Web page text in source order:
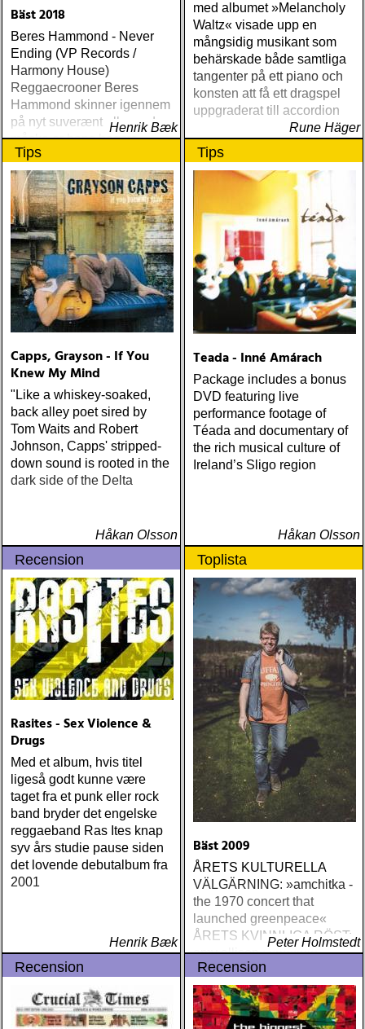
Bäst 2018
Beres Hammond - Never
Ending (VP Records /
Harmony House)
Reggaecrooner Beres
Hammond skinner igennem
på nyt suverænt album, der
måske er hans bedste
gennem tiderne
Henrik Bæk
med albumet »Melancholy
Waltz« visade upp en
mångsidig musikant som
behärskade både samtliga
tangenter på ett piano och
konsten att få ett dragspel
uppgraderat till accordion
Rune Häger
Tips
Capps, Grayson - If You
Knew My Mind
"Like a whiskey-soaked,
back alley poet sired by
Tom Waits and Robert
Johnson, Capps' stripped-
down sound is rooted in the
dark side of the Delta
Håkan Olsson
Tips
Teada - Inné Amárach
Package includes a bonus
DVD featuring live
performance footage of
Téada and documentary of
the rich musical culture of
Ireland’s Sligo region
Håkan Olsson
Recension
Rasites - Sex Violence &
Drugs
Med et album, hvis titel
ligeså godt kunne være
taget fra et punk eller rock
band bryder det engelske
reggaeband Ras Ites knap
syv års studie pause siden
det lovende debutalbum fra
2001
Henrik Bæk
Toplista
Bäst 2009
ÅRETS KULTURELLA
VÄLGÄRNING: »amchitka -
the 1970 concert that
launched greenpeace«
ÅRETS KVINNLIGA RÖST:
amy allison : sheffield
streets (urban myth)
ÅRETS SKILSMÄSSA:
amy speace : the killer in
me (wildflower) ÅRETS
Peter Holmstedt
Recension Recension